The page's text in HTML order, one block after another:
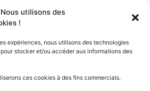
utilisons des
!
expériences, nous utilisons des technologies
stocker et/ou accéder aux informations des
ces cookies à des fins commercials.